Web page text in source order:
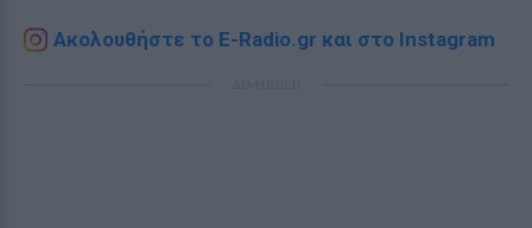
Ακολουθήστε το E-Radio.gr και στο Instagram